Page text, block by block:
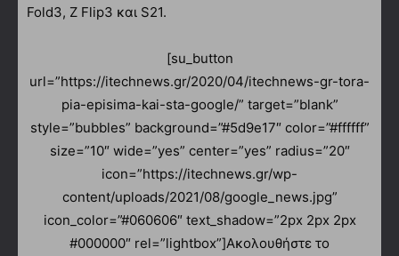
Fold3, Z Flip3 και S21.
[su_button
url=”https://itechnews.gr/2020/04/itechnews-gr-tora-
pia-episima-kai-sta-google/” target=”blank”
style=”bubbles” background=”#5d9e17″ color=”#ffffff”
size=”10″ wide=”yes” center=”yes” radius=”20″
icon=”https://itechnews.gr/wp-
content/uploads/2021/08/google_news.jpg”
icon_color=”#060606″ text_shadow=”2px 2px 2px
#000000″ rel=”lightbox”]Ακολουθήστε το